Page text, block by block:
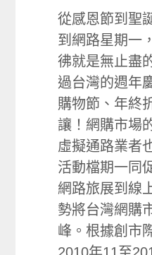
從感恩節到聖
到網路星期一
彿就是無止盡
過台灣的週年
購物節、年終
讓！網購市場
虛擬通路業者
活動檔期一同
網路旅展到線
勢將台灣網購
峰。根據創市